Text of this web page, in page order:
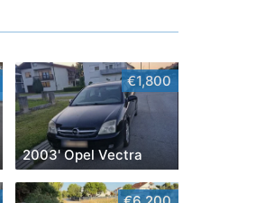
€1,800
2003' Opel Vectra